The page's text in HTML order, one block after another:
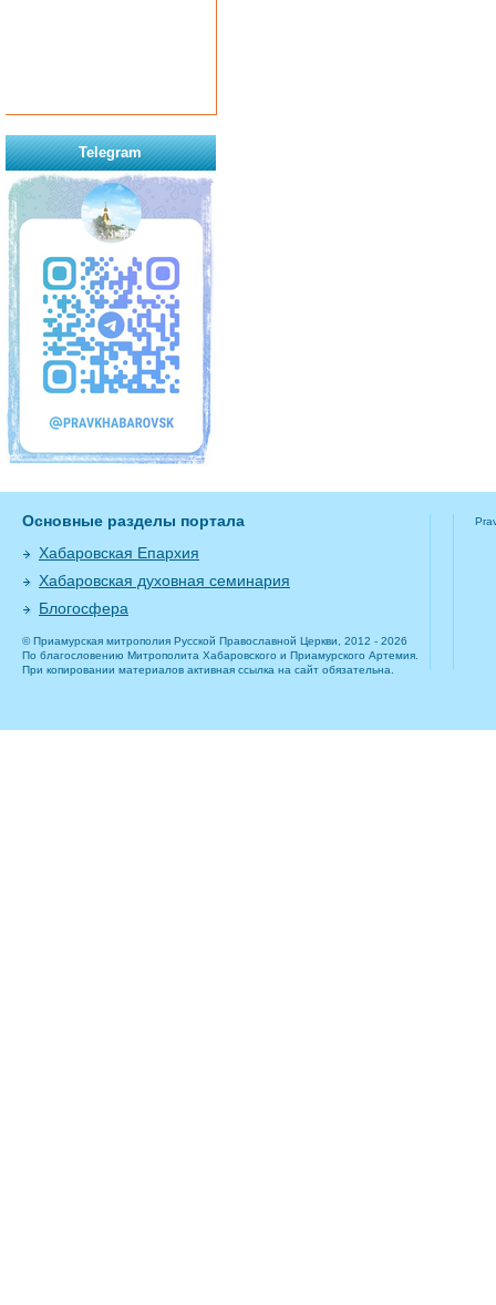
Telegram
Основные разделы портала
Хабаровская Епархия
Хабаровская духовная семинария
Блогосфера
© Приамурская митрополия Русской Православной Церкви, 2012 - 2026
По благословению Митрополита Хабаровского и Приамурского Артемия.
При копировании материалов активная ссылка на сайт обязательна.